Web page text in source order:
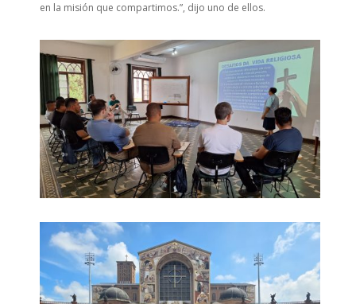
en la misión que compartimos.”, dijo uno de ellos.